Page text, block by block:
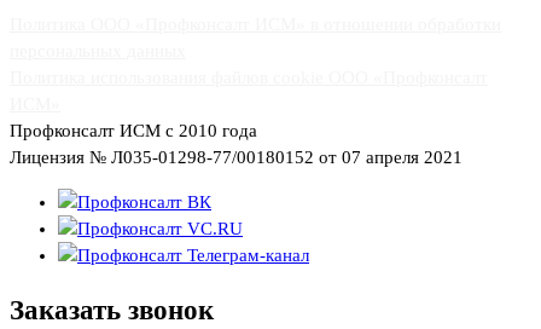
Профконсалт ИСМ с 2010 года
Лицензия № Л035-01298-77/00180152 от 07 апреля 2021
Заказать звонок